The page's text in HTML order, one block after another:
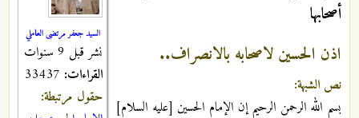
السيد جعفر مرتضى العاملي
نشر قبل 9 سنوات
القراءات:
حقول مرتبطة:
أصحابها
اذن الحسين لاصحابه بالانصراف..
نص الشبهة:
بسم الله الرحمن الرحيم إن الإمام الحسين [عليه السلام]